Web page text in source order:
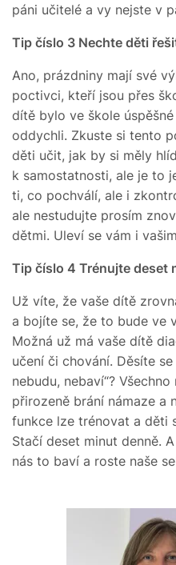
páni učitelé a vy nejste v
Tip číslo 3 Nechte děti
Ano, prázdniny mají své
poctivci, kteří jsou přes
dítě bylo ve škole
oddychli. Zkuste si tento
děti učit, jak by si měly
k samostatnosti, ale je to
ti, co pochválí, ale i
ale nestudujte prosím
dětmi. Uleví se vám i
Tip číslo 4 Trénujte deset
Už víte, že vaše dítě
a bojíte se, že to bude ve
Možná už má vaše dítě
učení či chování. Děsíte
nebudu, nebaví“?
přirozeně brání námaze a
funkce lze trénovat a děti
Stačí deset minut denně.
nás to baví a roste naše